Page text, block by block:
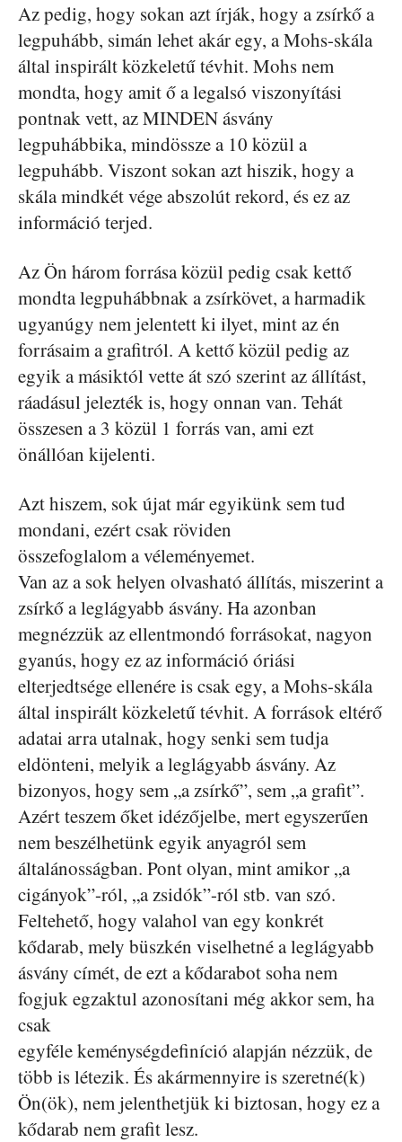
Az pedig, hogy sokan azt írják, hogy a zsírkő a
legpuhább, simán lehet akár egy, a Mohs-skála
által inspirált közkeletű tévhit. Mohs nem
mondta, hogy amit ő a legalsó viszonyítási
pontnak vett, az MINDEN ásvány
legpuhábbika, mindössze a 10 közül a
legpuhább. Viszont sokan azt hiszik, hogy a
skála mindkét vége abszolút rekord, és ez az
információ terjed.
Az Ön három forrása közül pedig csak kettő
mondta legpuhábbnak a zsírkövet, a harmadik
ugyanúgy nem jelentett ki ilyet, mint az én
forrásaim a grafitról. A kettő közül pedig az
egyik a másiktól vette át szó szerint az állítást,
ráadásul jelezték is, hogy onnan van. Tehát
összesen a 3 közül 1 forrás van, ami ezt
önállóan kijelenti.
Azt hiszem, sok újat már egyikünk sem tud
mondani, ezért csak röviden
összefoglalom a véleményemet.
Van az a sok helyen olvasható állítás, miszerint a
zsírkő a leglágyabb ásvány. Ha azonban
megnézzük az ellentmondó forrásokat, nagyon
gyanús, hogy ez az információ óriási
elterjedtsége ellenére is csak egy, a Mohs-skála
által inspirált közkeletű tévhit. A források eltérő
adatai arra utalnak, hogy senki sem tudja
eldönteni, melyik a leglágyabb ásvány. Az
bizonyos, hogy sem „a zsírkő”, sem „a grafit”.
Azért teszem őket idézőjelbe, mert egyszerűen
nem beszélhetünk egyik anyagról sem
általánosságban. Pont olyan, mint amikor „a
cigányok”-ról, „a zsidók”-ról stb. van szó.
Feltehető, hogy valahol van egy konkrét
kődarab, mely büszkén viselhetné a leglágyabb
ásvány címét, de ezt a kődarabot soha nem
fogjuk egzaktul azonosítani még akkor sem, ha
csak
egyféle keménységdefiníció alapján nézzük, de
több is létezik. És akármennyire is szeretné(k)
Ön(ök), nem jelenthetjük ki biztosan, hogy ez a
kődarab nem grafit lesz.